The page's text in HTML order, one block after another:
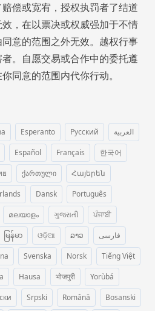
偿或宽宥，授权执罚者了结道
，在以票决或权威强加于不情
意的范围之外无效。越权行事
。自愿交易或合作中的委托遵
同意的范围内代你行动。
Esperanto Русский
العربية
Español Français
한국어
ย ქართული
Հայերեն
Dansk
Português
മലയാളം ગુજરાતી
ਪੰਜਾਬੀ
မြန်မာ ଓଡ଼ିଆ ລາວ
فارسی
Svenska Norsk
Tiếng Việt
Hausa भोजपुरी
Yorùbá
Srpski Română Bosanski